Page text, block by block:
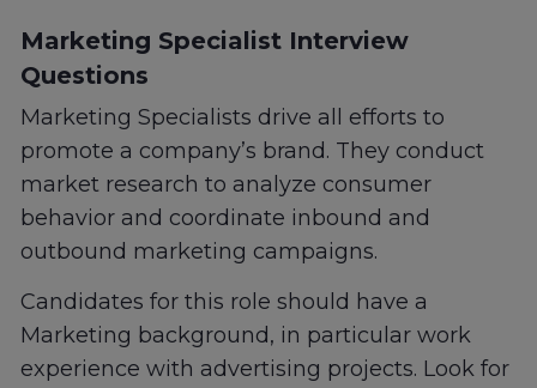
Marketing Specialist Interview
Questions
Marketing Specialists drive all efforts to
promote a company’s brand. They conduct
market research to analyze consumer
behavior and coordinate inbound and
outbound marketing campaigns.
Candidates for this role should have a
Marketing background, in particular work
experience with advertising projects. Look for